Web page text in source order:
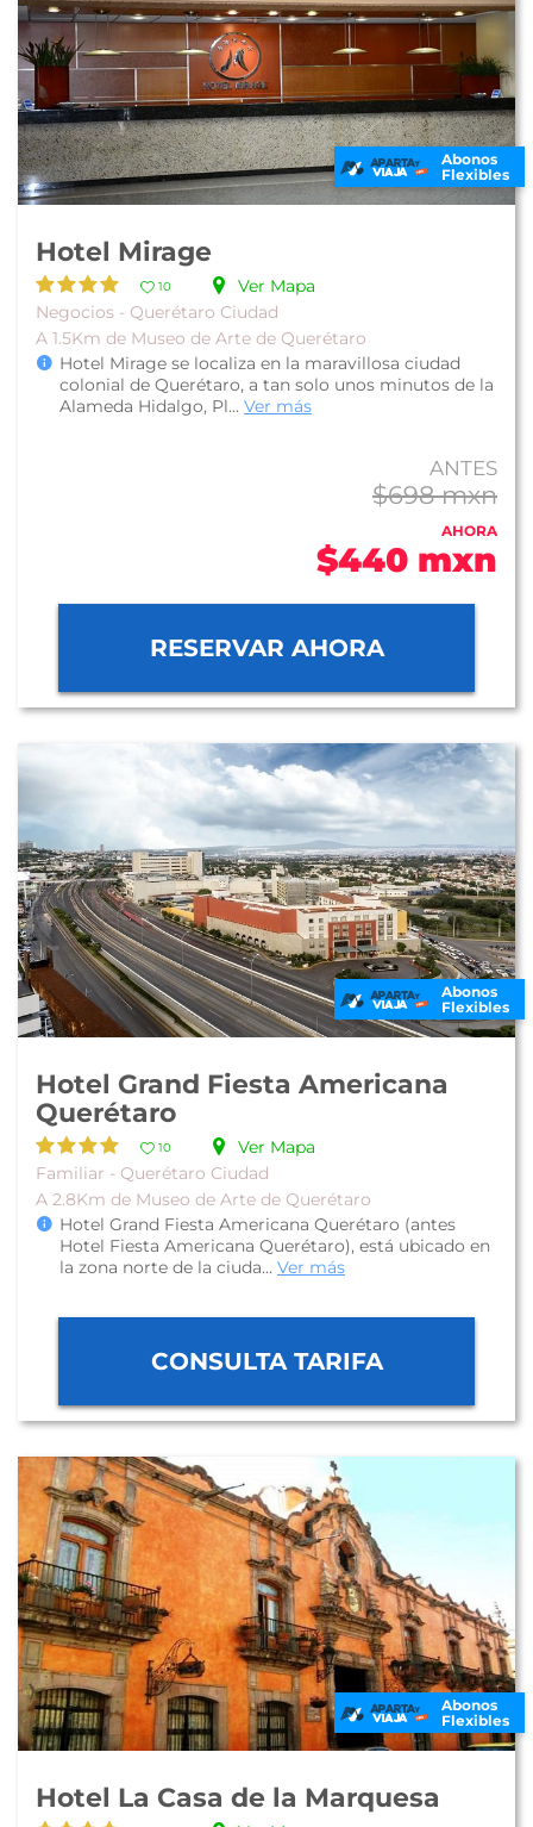
Abonos
Flexibles
Hotel Mirage
10
Ver Mapa
Negocios - Querétaro Ciudad
A 1.5Km de Museo de Arte de Querétaro
Hotel Mirage se localiza en la maravillosa ciudad
colonial de Querétaro, a tan solo unos minutos de la
Alameda Hidalgo, Pl... Ver más
ANTES
$698 mxn
AHORA
$440 mxn
RESERVAR AHORA
Abonos
Flexibles
Hotel Grand Fiesta Americana
Querétaro
10
Ver Mapa
Familiar - Querétaro Ciudad
A 2.8Km de Museo de Arte de Querétaro
Hotel Grand Fiesta Americana Querétaro (antes
Hotel Fiesta Americana Querétaro), está ubicado en
la zona norte de la ciuda... Ver más
CONSULTA TARIFA
Abonos
Flexibles
Hotel La Casa de la Marquesa